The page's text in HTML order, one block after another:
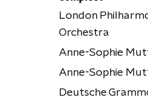
London
Orchestra
Anne-Sophie
Anne-Sophie
Deutsche